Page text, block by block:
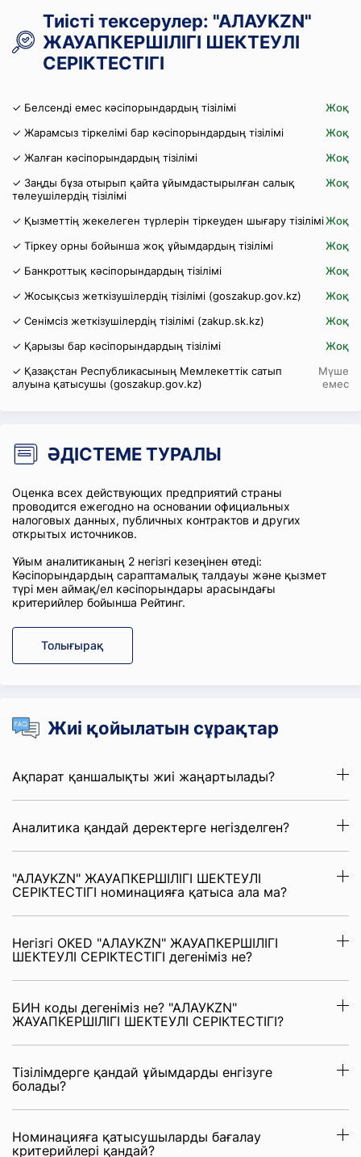
Тиісті тексерулер: "АЛАУKZN"
ЖАУАПКЕРШІЛІГІ ШЕКТЕУЛІ
СЕРІКТЕСТІГІ
✓ Белсенді емес кәсіпорындардың тізілімі
Жоқ
✓ Жарамсыз тіркелімі бар кәсіпорындардың тізілімі
Жоқ
✓ Жалған кәсіпорындардың тізілімі
Жоқ
✓ Заңды бұза отырып қайта ұйымдастырылған салық
төлеушілердің тізілімі
Жоқ
✓ Қызметтің жекелеген түрлерін тіркеуден шығару тізіліміЖоқ
✓ Тіркеу орны бойынша жоқ ұйымдардың тізілімі
Жоқ
✓ Банкроттық кәсіпорындардың тізілімі
Жоқ
✓ Жосықсыз жеткізушілердің тізілімі (goszakup.gov.kz)
Жоқ
✓ Сенімсіз жеткізушілердің тізілімі (zakup.sk.kz)
Жоқ
✓ Қарызы бар кәсіпорындардың тізілімі
Жоқ
✓ Қазақстан Республикасының Мемлекеттік сатып
алуына қатысушы (goszakup.gov.kz)
Мүше
емес
ӘДІСТЕМЕ ТУРАЛЫ
Оценка всех действующих предприятий страны
проводится ежегодно на основании официальных
налоговых данных, публичных контрактов и других
открытых источников.
Ұйым аналитиканың 2 негізгі кезеңінен өтеді:
Кәсіпорындардың сараптамалық талдауы және қызмет
түрі мен аймақ/ел кәсіпорындары арасындағы
критерийлер бойынша Рейтинг.
Толығырақ
Жиі қойылатын сұрақтар
Ақпарат қаншалықты жиі жаңартылады?
Аналитика қандай деректерге негізделген?
"АЛАУKZN" ЖАУАПКЕРШІЛІГІ ШЕКТЕУЛІ
СЕРІКТЕСТІГІ номинацияға қатыса ала ма?
Негізгі OKED "АЛАУKZN" ЖАУАПКЕРШІЛІГІ
ШЕКТЕУЛІ СЕРІКТЕСТІГІ дегеніміз не?
БИН коды дегеніміз не? "АЛАУKZN"
ЖАУАПКЕРШІЛІГІ ШЕКТЕУЛІ СЕРІКТЕСТІГІ?
Тізілімдерге қандай ұйымдарды енгізуге
болады?
Номинацияға қатысушыларды бағалау
критерийлері қандай?